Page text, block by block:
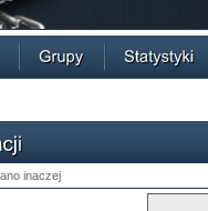
inaczej